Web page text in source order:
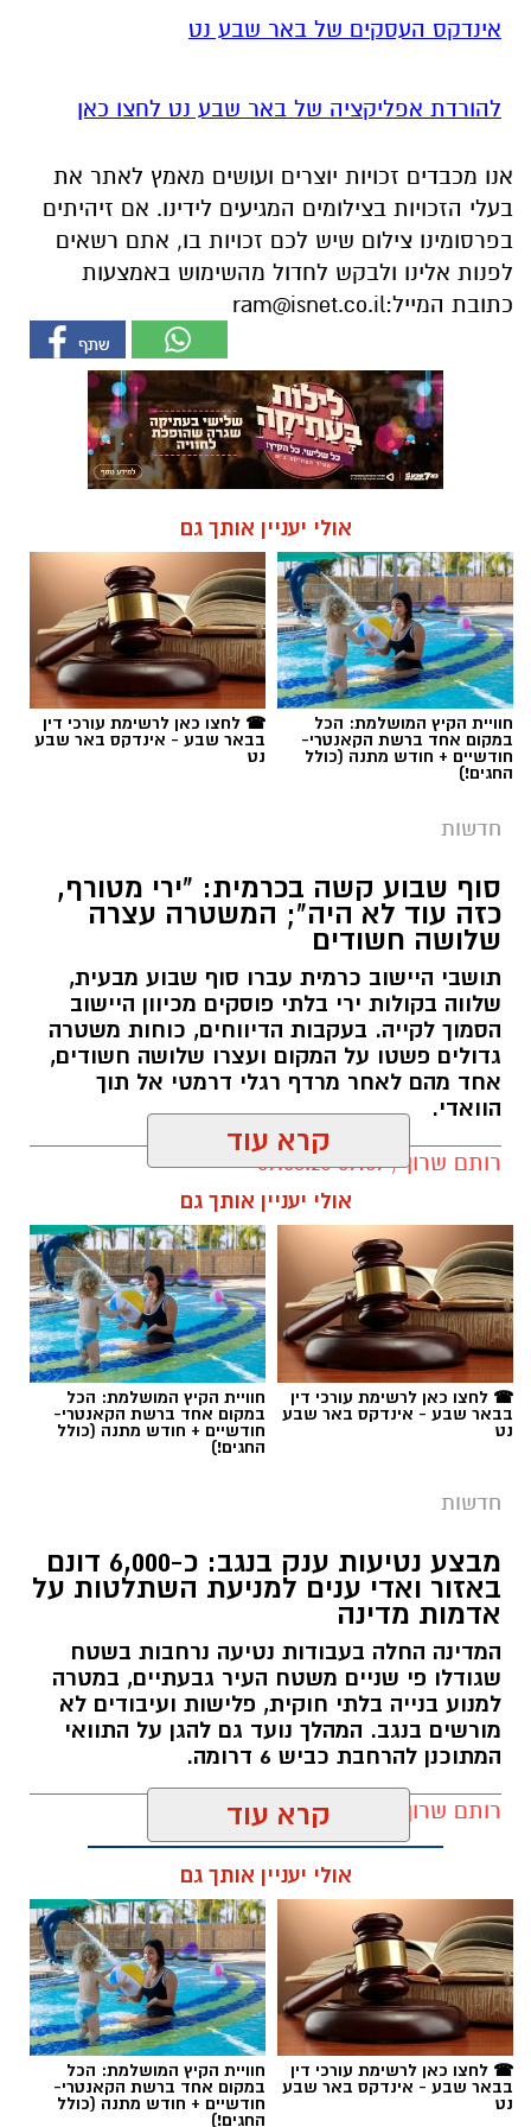
אינדקס העסקים של באר שבע נט
להורדת אפליקציה של באר שבע נט לחצו כאן
אנו מכבדים זכויות יוצרים ועושים מאמץ לאתר את
בעלי הזכויות בצילומים המגיעים לידינו. אם זיהיתים
בפרסומינו צילום שיש לכם זכויות בו, אתם רשאים
לפנות אלינו ולבקש לחדול מהשימוש באמצעות
כתובת המייל:ram@isnet.co.il
אולי יעניין אותך גם
חוויית הקיץ המושלמת: הכל
במקום אחד ברשת הקאנטרי-
חודשיים + חודש מתנה (כולל
החגים!)
☎ לחצו כאן לרשימת עורכי דין
בבאר שבע - אינדקס באר שבע
נט
חדשות
סוף שבוע קשה בכרמית: "ירי מטורף,
כזה עוד לא היה"; המשטרה עצרה
שלושה חשודים
תושבי היישוב כרמית עברו סוף שבוע מבעית,
שלווה בקולות ירי בלתי פוסקים מכיוון היישוב
הסמוך לקייה. בעקבות הדיווחים, כוחות משטרה
גדולים פשטו על המקום ועצרו שלושה חשודים,
אחד מהם לאחר מרדף רגלי דרמטי אל תוך
הוואדי.
רותם שרון / 09:07 09.08.26
תגים:כרמית
קרדיט: משטרת ישראל
החל מיום שישי ולאורך כל השבת, נאלצו תושבי
כרמית להתמודד עם מציאות בלתי נתפסת
ולהאזין לצרורות ירי כבדים שהפרו לחלוטין את
השלווה באזור. התושבים המתוסכלים והמפוחדים
תיארו את סוף השבוע האחרון כרצף של אירועים
חריגים בעוצמתם, שזלגו מהיישוב הסמוך לקייה
וזרעו בהלה רבה. "זה היה ירי מטורף, כזה עוד לא
היה כאן", העיד אחד התושבים, שתיאר אווירת
פחד ושישי-שבת מטורפים לחלוטין, בהם קולות
קרא עוד
אולי יעניין אותך גם
☎ לחצו כאן לרשימת עורכי דין
בבאר שבע - אינדקס באר שבע
נט
חוויית הקיץ המושלמת: הכל
במקום אחד ברשת הקאנטרי-
חודשיים + חודש מתנה (כולל
החגים!)
חדשות
מבצע נטיעות ענק בנגב: כ-6,000 דונם
באזור ואדי ענים למניעת השתלטות על
אדמות מדינה
המדינה החלה בעבודות נטיעה נרחבות בשטח
שגודלו פי שניים משטח העיר גבעתיים, במטרה
למנוע בנייה בלתי חוקית, פלישות ועיבודים לא
מורשים בנגב. המהלך נועד גם להגן על התוואי
המתוכנן להרחבת כביש 6 דרומה.
רותם שרון / 11:32 08.08.26
תגים:רמ''י
קרא עוד
אולי יעניין אותך גם
☎ לחצו כאן לרשימת עורכי דין
בבאר שבע - אינדקס באר שבע
נט
חוויית הקיץ המושלמת: הכל
במקום אחד ברשת הקאנטרי-
חודשיים + חודש מתנה (כולל
החגים!)